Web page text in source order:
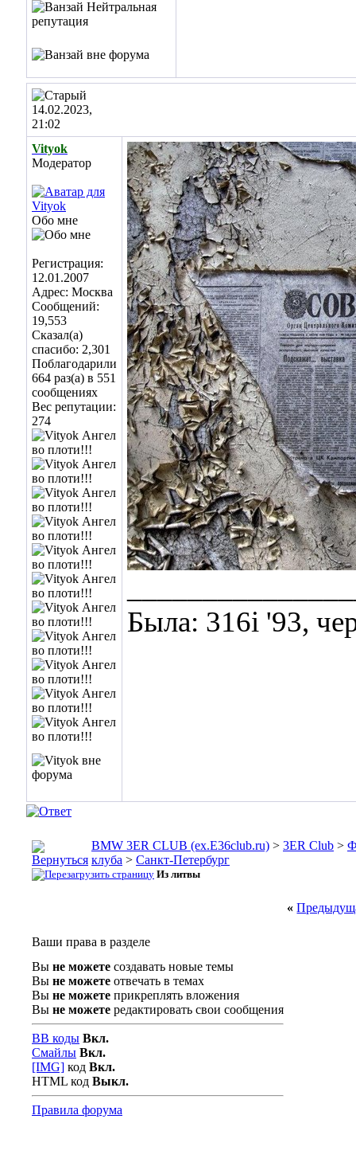
14.02.2023,
21:02
Vityok
Модератор
Обо мне
Регистрация:
12.01.2007
Адрес: Москва
Сообщений:
19,553
Сказал(а)
спасибо: 2,301
Поблагодарили
664 раз(а) в 551
сообщениях
Вес репутации:
274
Была: 316i '93,
BMW 3ER CLUB (ex.E36club.ru) > 3ER Club >
клуба > Санкт-Петербург
Из литвы
«
Ваши права в разделе
Вы не можете создавать новые темы
Вы не можете отвечать в темах
Вы не можете прикреплять вложения
Вы не можете редактировать свои сообщения
BB коды Вкл.
Смайлы Вкл.
[IMG] код Вкл.
HTML код Выкл.
Правила форума